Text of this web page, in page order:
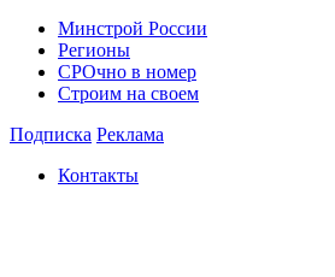
Минстрой России
Регионы
СРОчно в номер
Строим на своем
Подписка Реклама
Контакты